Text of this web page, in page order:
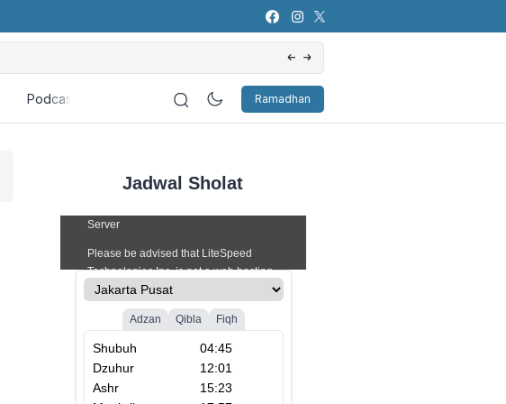
Artificial Intelligence (AI): Bagaimana
Ramadhan
Podcast
Jadwal Sholat